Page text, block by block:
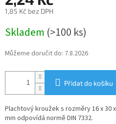
1,85 Kč bez DPH
cena:
Skladem (>100 ks)
Můžeme doručit do: 7.8.2026
Přidat do košíku
Plachtový kroužek s rozměry 16 x 30
mm odpovídá normě DIN 7332.